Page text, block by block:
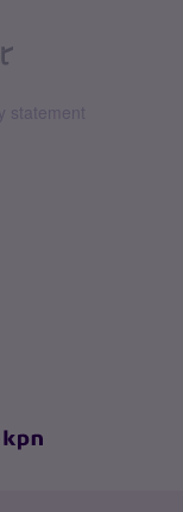
statement